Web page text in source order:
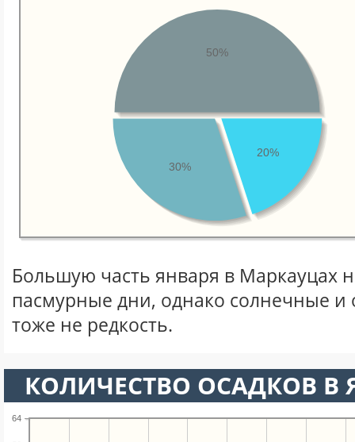
20%
30%
50%
Большую часть января в Маркауцах
пасмурные дни, однако солнечные
тоже не редкость.
КОЛИЧЕСТВО ОСАДКОВ В
64